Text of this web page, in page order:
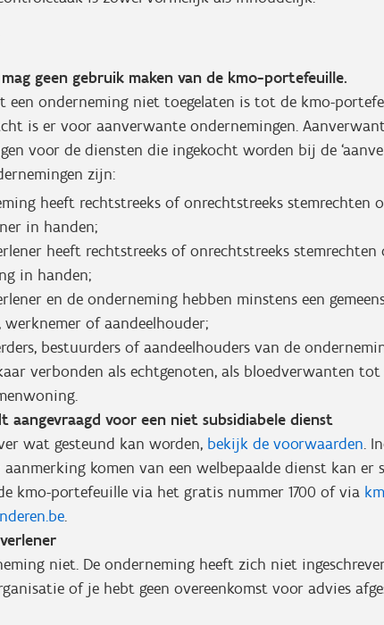
geen gebruik maken van de kmo-portefeuille.
een onderneming niet toegelaten is tot de kmo-
is er voor aanverwante ondernemingen.
voor de diensten die ingekocht worden bij de
zijn:
heeft rechtstreeks of onrechtstreeks stemrechten
in handen;
heeft rechtstreeks of onrechtstreeks
in handen;
en de onderneming hebben minstens een
werknemer of aandeelhouder;
bestuurders of aandeelhouders van de
verbonden als echtgenoten, als bloedverwanten
aangevraagd voor een niet subsidiabele dienst
wat gesteund kan worden, bekijk de voorwaarden.
komen van een welbepaalde dienst kan er
kmo-portefeuille via het gratis nummer 1700 of via
.
niet. De onderneming heeft zich niet
of je hebt geen overeenkomst voor advies